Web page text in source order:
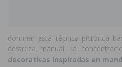
dominar esta técnica pictórica
destreza manual, la
decorativas inspiradas en